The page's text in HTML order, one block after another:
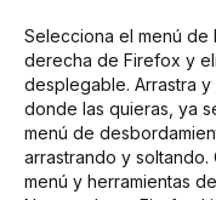
Selecciona el menú de
derecha de Firefox y
desplegable. Arrastra
donde las quieras, ya
menú de
arrastrando y soltando.
menú y herramientas